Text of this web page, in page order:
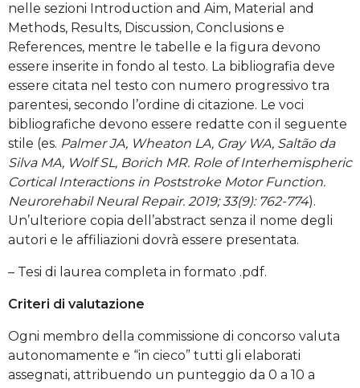
nelle sezioni Introduction and Aim, Material and
Methods, Results, Discussion, Conclusions e
References, mentre le tabelle e la figura devono
essere inserite in fondo al testo. La bibliografia deve
essere citata nel testo con numero progressivo tra
parentesi, secondo l’ordine di citazione. Le voci
bibliografiche devono essere redatte con il seguente
stile (es. Palmer JA, Wheaton LA, Gray WA, Saltão da
Silva MA, Wolf SL, Borich MR. Role of Interhemispheric
Cortical Interactions in Poststroke Motor Function.
Neurorehabil Neural Repair. 2019; 33(9): 762-774).
Un’ulteriore copia dell’abstract senza il nome degli
autori e le affiliazioni dovrà essere presentata.
– Tesi di laurea completa in formato .pdf.
Criteri di valutazione
Ogni membro della commissione di concorso valuta
autonomamente e “in cieco” tutti gli elaborati
assegnati, attribuendo un punteggio da 0 a 10 a